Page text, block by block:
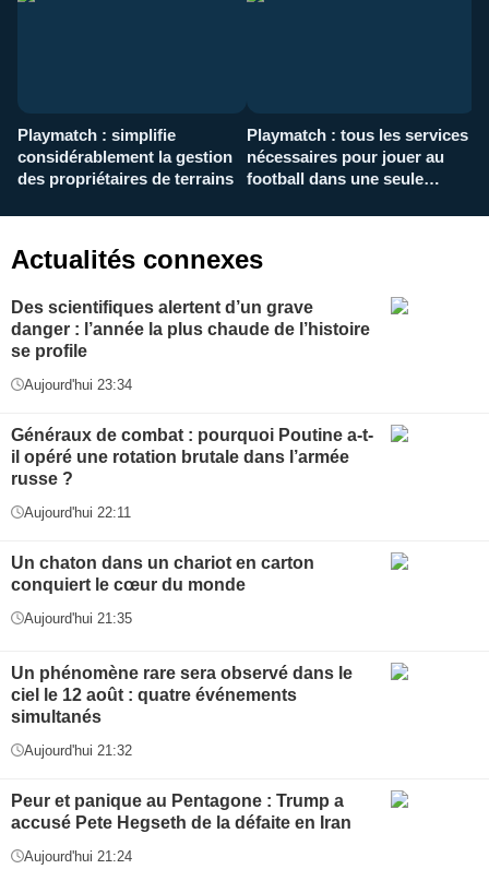
Playmatch : simplifie
considérablement la gestion
des propriétaires de terrains
Playmatch : tous les services
nécessaires pour jouer au
football dans une seule
Actualités connexes
Des scientifiques alertent d’un grave
danger : l’année la plus chaude de l’histoire
se profile
Aujourd'hui 23:34
Généraux de combat : pourquoi Poutine a-t-
il opéré une rotation brutale dans l’armée
russe ?
Aujourd'hui 22:11
Un chaton dans un chariot en carton
conquiert le cœur du monde
Aujourd'hui 21:35
Un phénomène rare sera observé dans le
ciel le 12 août : quatre événements
simultanés
Aujourd'hui 21:32
Peur et panique au Pentagone : Trump a
accusé Pete Hegseth de la défaite en Iran
Aujourd'hui 21:24